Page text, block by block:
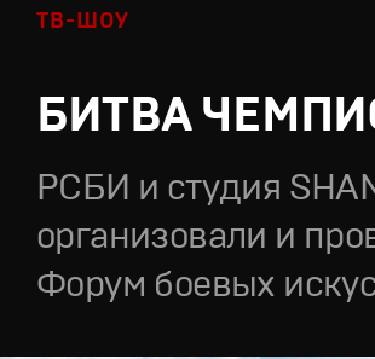
ТВ-ШОУ
БИТВА
РСБИ и студия
организовали и
Форум боевых